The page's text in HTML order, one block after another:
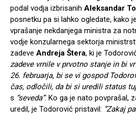
podal vodja izbrisanih Aleksandar
posnetku pa si lahko ogledate, kako
vprašanje nekdanjega ministra za
vodje konzularnega sektorja
zadeve Andreja Štera, ki je
zadeve vrnile v prvotno stanje in bi
26. februarja, bi se vi gospod
čas, odločili, da bi si uredili status
s “seveda”. Ko ga je nato povprašal,
uredil, je Todorović pristavil: “Zakaj